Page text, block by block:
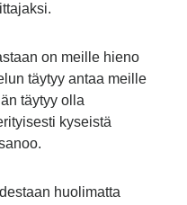
on meille hieno
täytyy antaa meille
täytyy olla
kyseistä
huolimatta